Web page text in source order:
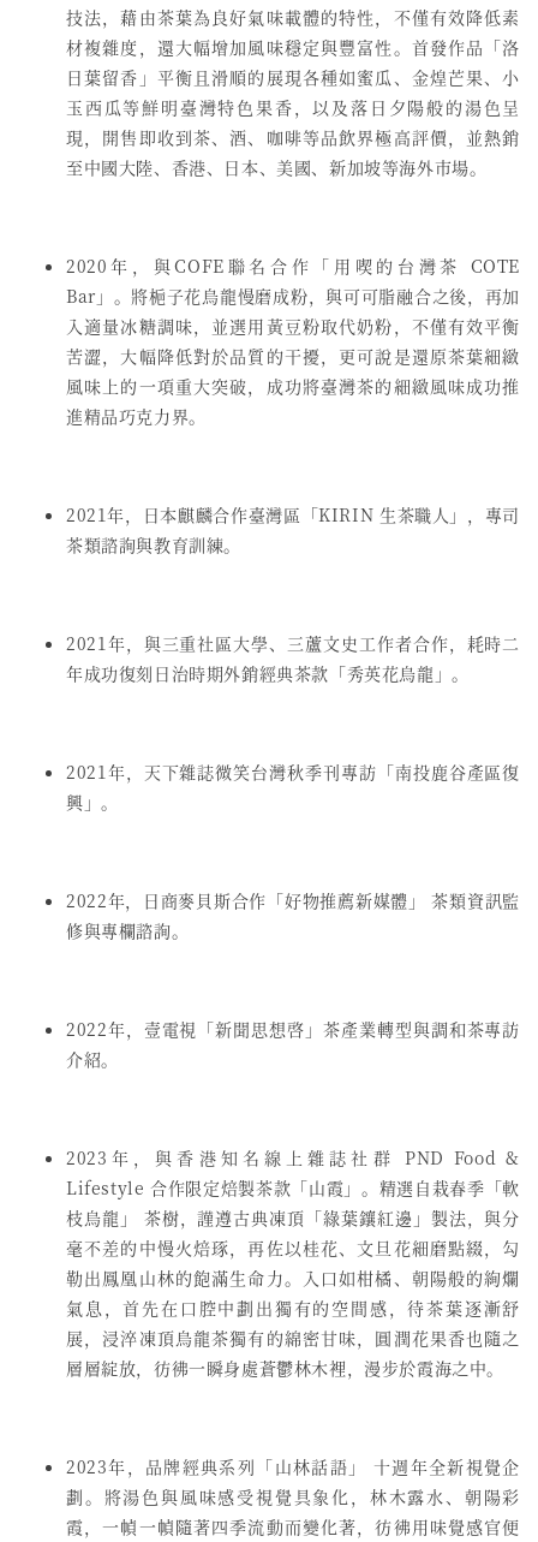
技法，藉由茶葉為良好氣味載體的特性，不僅有效降低素
材複雜度，還大幅增加風味穩定與豐富性。首發作品「洛
日葉留香」平衡且滑順的展現各種如蜜瓜、金煌芒果、小
玉西瓜等鮮明臺灣特色果香，以及落日夕陽般的湯色呈
現，開售即收到茶、酒、咖啡等品飲界極高評價，並熱銷
至中國大陸、香港、日本、美國、新加坡等海外市場。
2020年，與COFE聯名合作「用喫的台灣茶 COTE
Bar」。將梔子花烏龍慢磨成粉，與可可脂融合之後，再加
入適量冰糖調味，並選用黃豆粉取代奶粉，不僅有效平衡
苦澀，大幅降低對於品質的干擾，更可說是還原茶葉細緻
風味上的一項重大突破，成功將臺灣茶的細緻風味成功推
進精品巧克力界。
2021年，日本麒麟合作臺灣區「KIRIN 生茶職人」，專司
茶類諮詢與教育訓練。
2021年，與三重社區大學、三蘆文史工作者合作，耗時二
年成功復刻日治時期外銷經典茶款「秀英花烏龍」。
2021年，天下雜誌微笑台灣秋季刊專訪「南投鹿谷產區復
興」。
2022年，日商麥貝斯合作「好物推薦新媒體」 茶類資訊監
修與專欄諮詢。
2022年，壹電視「新聞思想啓」茶產業轉型與調和茶專訪
介紹。
2023年，與香港知名線上雜誌社群 PND Food &
Lifestyle 合作限定焙製茶款「山霞」。精選自栽春季「軟
枝烏龍」 茶樹，謹遵古典凍頂「綠葉鑲紅邊」製法，與分
毫不差的中慢火焙琢，再佐以桂花、文旦花細磨點綴，勾
勒出鳳凰山林的飽滿生命力。入口如柑橘、朝陽般的絢爛
氣息，首先在口腔中劃出獨有的空間感，待茶葉逐漸舒
展，浸淬凍頂烏龍茶獨有的綿密甘味，圓潤花果香也隨之
層層綻放，彷彿一瞬身處蒼鬱林木裡，漫步於霞海之中。
2023年，品牌經典系列「山林話語」 十週年全新視覺企
劃。將湯色與風味感受視覺具象化，林木露水、朝陽彩
霞，一幀一幀隨著四季流動而變化著，彷彿用味覺感官便